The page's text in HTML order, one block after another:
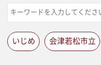
いじめ 会津若松市立